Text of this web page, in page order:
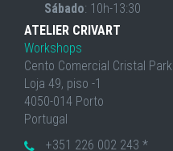
Sábado: 10h-13:30
ATELIER CRIVART
Workshops
Cento Comercial Cristal Park
Loja 49, piso -1
4050-014 Porto
Portugal
+351 226 002 243 *